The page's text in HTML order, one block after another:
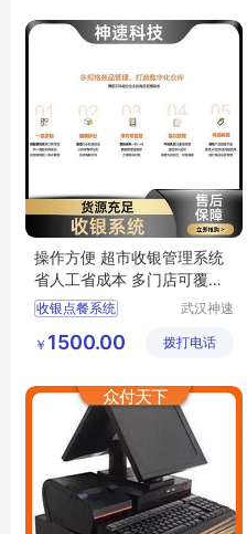
生鲜店收银系统
操作方便 超市收银管理系统
省人工省成本 多门店可覆盖
神速科技
收银点餐系统
超市自助收银系统
称重打码一体机
武汉神速
公司
￥ 1500.00 拨打电话